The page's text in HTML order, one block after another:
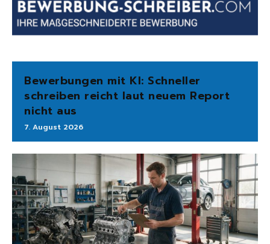
Bewerbungen mit KI: Schneller
schreiben reicht laut neuem Report
nicht aus
7. August 2026